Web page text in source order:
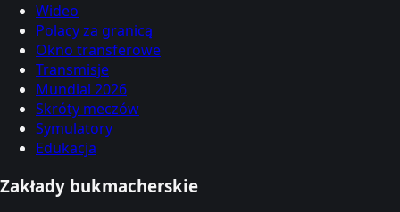
Wideo
Polacy za granicą
Okno transferowe
Transmisje
Mundial 2026
Skróty meczów
Symulatory
Edukacja
Zakłady bukmacherskie